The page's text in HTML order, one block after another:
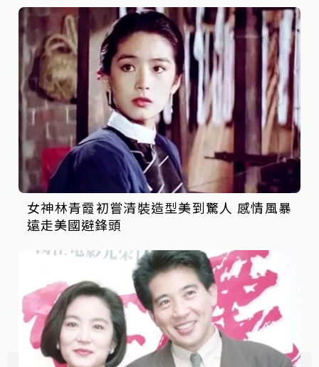
女神林青霞初嘗清裝造型美到驚人 感情風暴
遠走美國避鋒頭